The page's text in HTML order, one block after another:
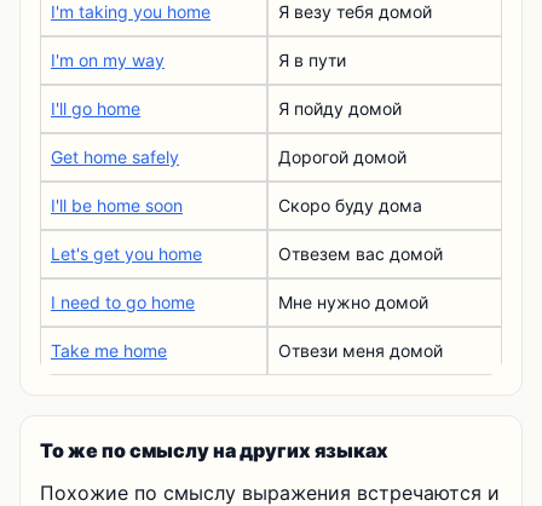
I'm taking you home Я везу тебя домой
I'm on my way Я в пути
I'll go home Я пойду домой
Get home safely Дорогой домой
I'll be home soon Скоро буду дома
Let's get you home Отвезем вас домой
I need to go home Мне нужно домой
Take me home Отвези меня домой
То же по смыслу на других языках
Похожие по смыслу выражения встречаются и